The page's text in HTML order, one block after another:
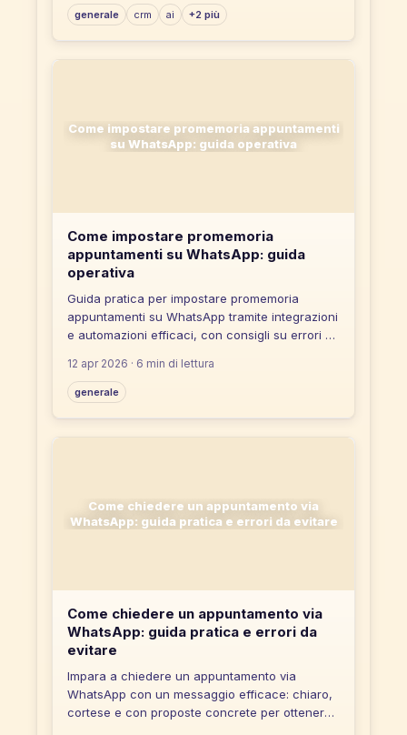
generale crm ai +2 più
Come impostare promemoria appuntamenti
su WhatsApp: guida operativa
Come impostare promemoria
appuntamenti su WhatsApp: guida
operativa
Guida pratica per impostare promemoria
appuntamenti su WhatsApp tramite integrazioni
e automazioni efficaci, con consigli su errori da
12 apr 2026 · 6 min di lettura
generale
Come chiedere un appuntamento via
WhatsApp: guida pratica e errori da evitare
Come chiedere un appuntamento via
WhatsApp: guida pratica e errori da
evitare
Impara a chiedere un appuntamento via
WhatsApp con un messaggio efficace: chiaro,
cortese e con proposte concrete per ottenere